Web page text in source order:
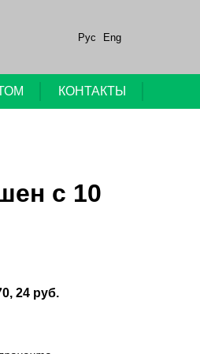
Рус Eng
КОНТАКТЫ
с 10
24 руб.